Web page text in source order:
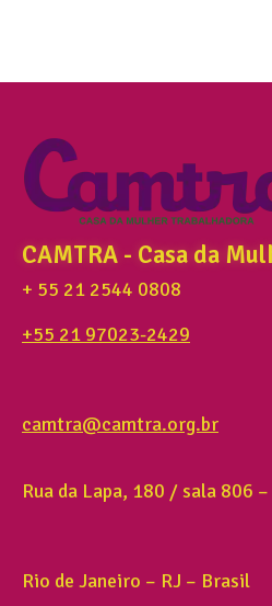
CAMTRA - Casa da
+ 55 21 2544 0808
+55 21 97023-2429
camtra@camtra.org.br
Rua da Lapa, 180 / sala 806
Rio de Janeiro – RJ – Brasil